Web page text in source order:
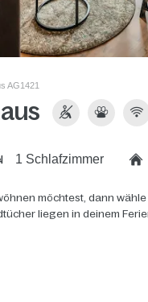
AG1421
1 Schlafzimmer
möchtest, dann
liegen in deinem